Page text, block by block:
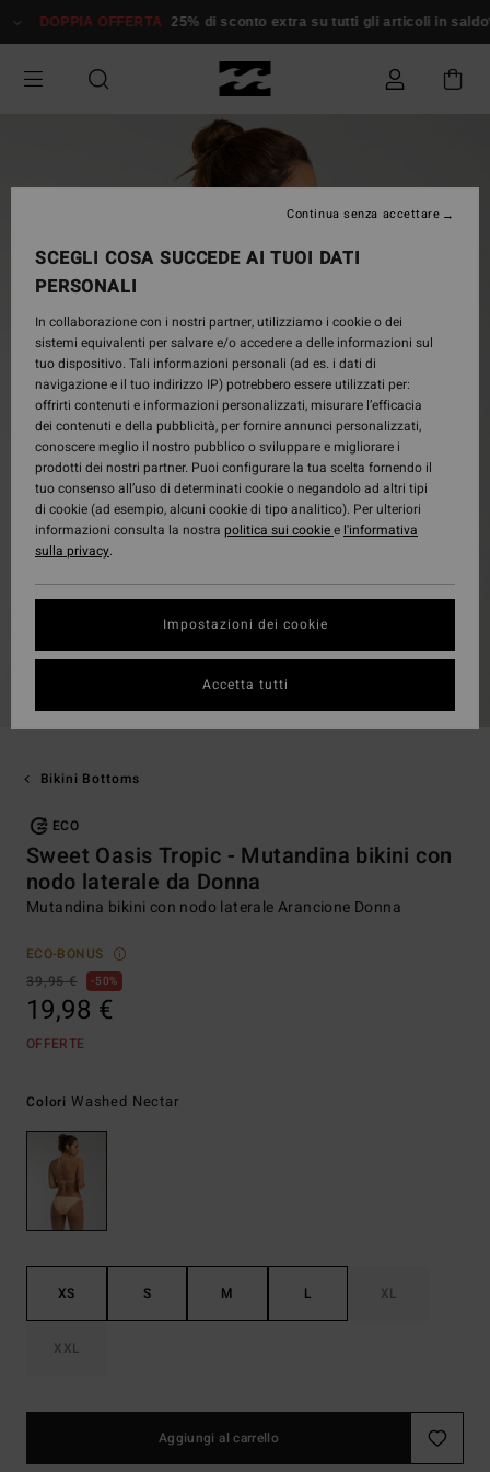
alle
prodotto
DOPPIA OFFERTA 25% di sconto extra su tutti gli articoli in saldo*
Bikini Bottoms
ECO
Sweet Oasis Tropic - Mutandina bikini con
nodo laterale da Donna
Mutandina bikini con nodo laterale Arancione Donna
ECO-BONUS
39,95 €
50%
19,98 €
OFFERTE
Colori Washed Nectar
XS S M L XL
XXL
Aggiungi al carrello
SCEGLI COSA SUCCEDE AI TUOI DATI
PERSONALI
In collaborazione con i nostri partner, utilizziamo i cookie o dei
sistemi equivalenti per salvare e/o accedere a delle informazioni sul
tuo dispositivo. Tali informazioni personali (ad es. i dati di
navigazione e il tuo indirizzo IP) potrebbero essere utilizzati per:
offrirti contenuti e informazioni personalizzati, misurare l’efficacia
dei contenuti e della pubblicità, per fornire annunci personalizzati,
conoscere meglio il nostro pubblico o sviluppare e migliorare i
prodotti dei nostri partner. Puoi configurare la tua scelta fornendo il
tuo consenso all’uso di determinati cookie o negandolo ad altri tipi
di cookie (ad esempio, alcuni cookie di tipo analitico). Per ulteriori
informazioni consulta la nostra politica sui cookiee l'informativa
sulla privacy.
Impostazioni dei cookie
Continua senza accettare
Accetta tutti